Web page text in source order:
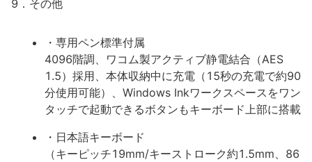
9．その他
・専用ペン標準付属
4096階調、ワコム製アクティブ静電結合（AES
1.5）採用、本体収納中に充電（15秒の充電で約90
分使用可能）、Windows Inkワークスペースをワン
タッチで起動できるボタンもキーボード上部に搭載
・日本語キーボード
（キーピッチ19mm/キーストローク約1.5mm、86